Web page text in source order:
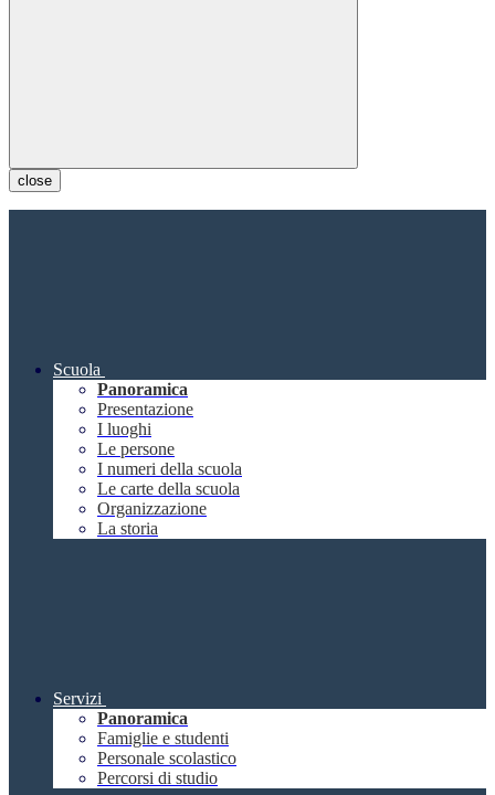
close
Scuola
Panoramica
Presentazione
I luoghi
Le persone
I numeri della scuola
Le carte della scuola
Organizzazione
La storia
Servizi
Panoramica
Famiglie e studenti
Personale scolastico
Percorsi di studio